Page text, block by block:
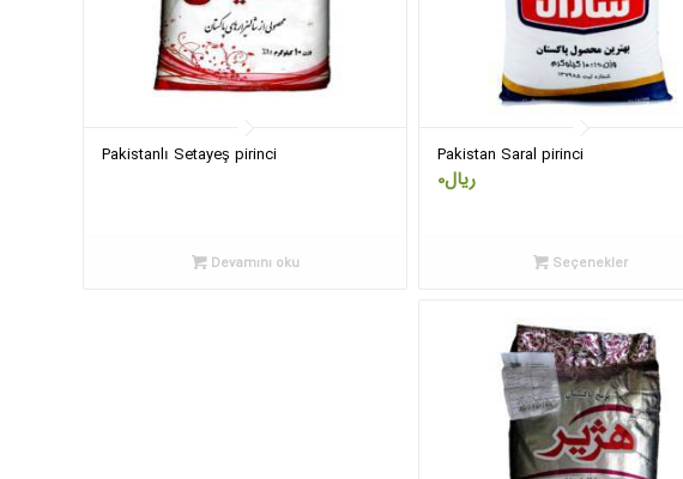
Pakistan Saral pirinci
ریال0
Seçenekler
Pakistanlı Setayeş pirinci
Devamını oku